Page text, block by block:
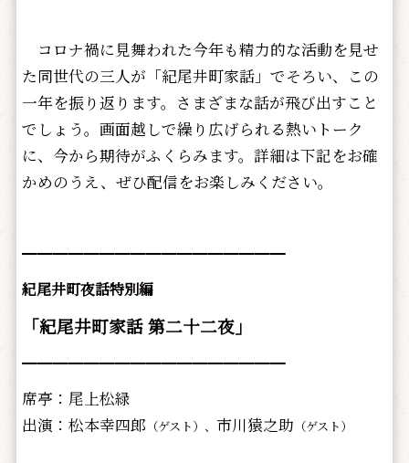
コロナ禍に見舞われた今年も精力的な活動を見せ
た同世代の三人が「紀尾井町家話」でそろい、この
一年を振り返ります。さまざまな話が飛び出すこと
でしょう。画面越しで繰り広げられる熱いトーク
に、今から期待がふくらみます。詳細は下記をお確
かめのうえ、ぜひ配信をお楽しみください。
━━━━━━━━━━━━━━━━━
紀尾井町夜話特別編
「紀尾井町家話 第二十二夜」
━━━━━━━━━━━━━━━━━
席亭：尾上松緑
出演：松本幸四郎（ゲスト）、 市川猿之助 （ゲスト）